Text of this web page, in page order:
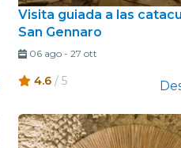
Visita guiada a las
San Gennaro
06 ago- 27 ott
4.6 / 5